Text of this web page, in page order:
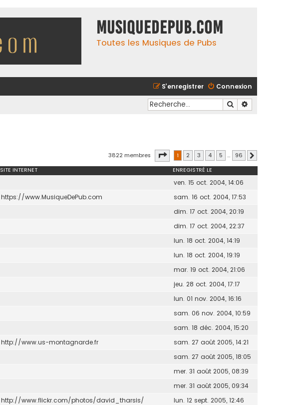
MusiqueDePub.com
Toutes les Musiques de Pubs
Connexion
S’enregistrer
Rechercher
3822 membres Page sur 96
1 2 3 4 5 … 96
SITE INTERNET ENREGISTRÉ LE
ven. 15 oct. 2004, 14:06
https://www.MusiqueDePub.com
sam. 16 oct. 2004, 17:53
dim. 17 oct. 2004, 20:19
dim. 17 oct. 2004, 22:37
lun. 18 oct. 2004, 14:19
lun. 18 oct. 2004, 19:19
mar. 19 oct. 2004, 21:06
jeu. 28 oct. 2004, 17:17
lun. 01 nov. 2004, 16:16
sam. 06 nov. 2004, 10:59
sam. 18 déc. 2004, 15:20
http://www.us-montagnarde.fr
sam. 27 août 2005, 14:21
sam. 27 août 2005, 18:05
mer. 31 août 2005, 08:39
mer. 31 août 2005, 09:34
http://www.flickr.com/photos/david_tharsis/
lun. 12 sept. 2005, 12:46